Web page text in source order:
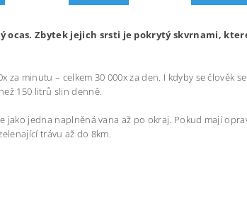
Zbytek jejich srsti je pokrytý skvrnami,
minutu – celkem 30 000x za den. I kdyby se člověk
150 litrů slin denně.
jedna naplněná vana až po okraj. Pokud mají
trávu až do 8km.